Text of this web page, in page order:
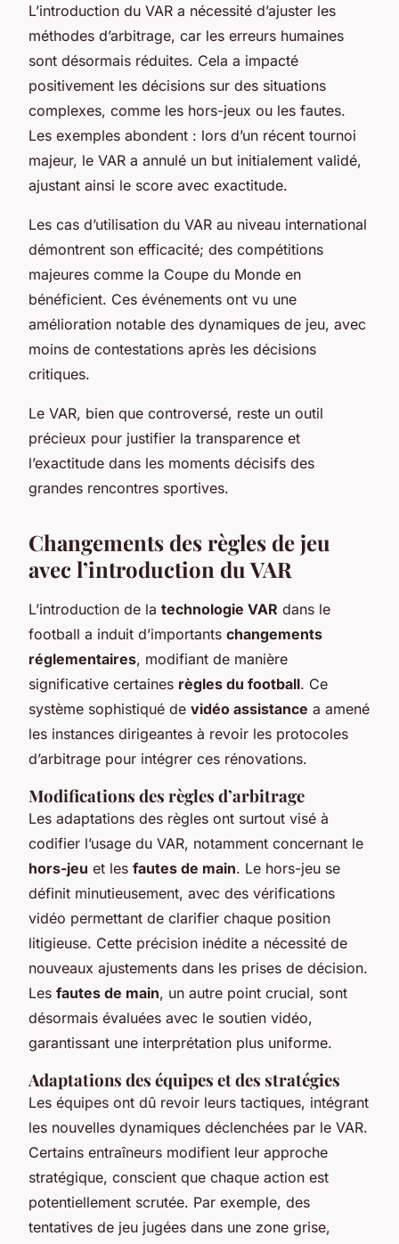
L’introduction du VAR a nécessité d’ajuster les
méthodes d’arbitrage, car les erreurs humaines
sont désormais réduites. Cela a impacté
positivement les décisions sur des situations
complexes, comme les hors-jeux ou les fautes.
Les exemples abondent : lors d’un récent tournoi
majeur, le VAR a annulé un but initialement validé,
ajustant ainsi le score avec exactitude.
Les cas d’utilisation du VAR au niveau international
démontrent son efficacité; des compétitions
majeures comme la Coupe du Monde en
bénéficient. Ces événements ont vu une
amélioration notable des dynamiques de jeu, avec
moins de contestations après les décisions
critiques.
Le VAR, bien que controversé, reste un outil
précieux pour justifier la transparence et
l’exactitude dans les moments décisifs des
grandes rencontres sportives.
Changements des règles de jeu
avec l’introduction du VAR
L’introduction de la technologie VAR dans le
football a induit d’importants changements
réglementaires, modifiant de manière
significative certaines règles du football. Ce
système sophistiqué de vidéo assistance a amené
les instances dirigeantes à revoir les protocoles
d’arbitrage pour intégrer ces rénovations.
Modifications des règles d’arbitrage
Les adaptations des règles ont surtout visé à
codifier l’usage du VAR, notamment concernant le
hors-jeu et les fautes de main. Le hors-jeu se
définit minutieusement, avec des vérifications
vidéo permettant de clarifier chaque position
litigieuse. Cette précision inédite a nécessité de
nouveaux ajustements dans les prises de décision.
Les fautes de main, un autre point crucial, sont
désormais évaluées avec le soutien vidéo,
garantissant une interprétation plus uniforme.
Adaptations des équipes et des stratégies
Les équipes ont dû revoir leurs tactiques, intégrant
les nouvelles dynamiques déclenchées par le VAR.
Certains entraîneurs modifient leur approche
stratégique, conscient que chaque action est
potentiellement scrutée. Par exemple, des
tentatives de jeu jugées dans une zone grise,